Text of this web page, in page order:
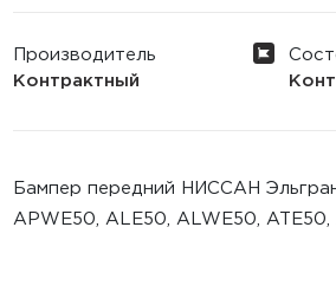
Производитель
Контрактный
Бампер передний НИССАН
APWE50, ALE50, ALWE50,